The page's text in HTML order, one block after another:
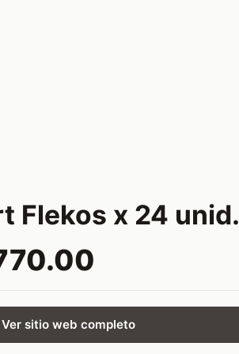
Flekos x 24 unid.
Ver sitio web completo